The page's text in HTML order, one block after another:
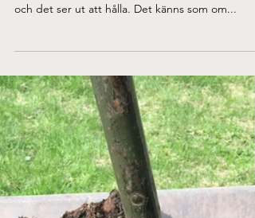
Jun 12, 2022
Målla, morot och mums
Trädgårdsmållan Aurora Orach Mix Yes. Juni är